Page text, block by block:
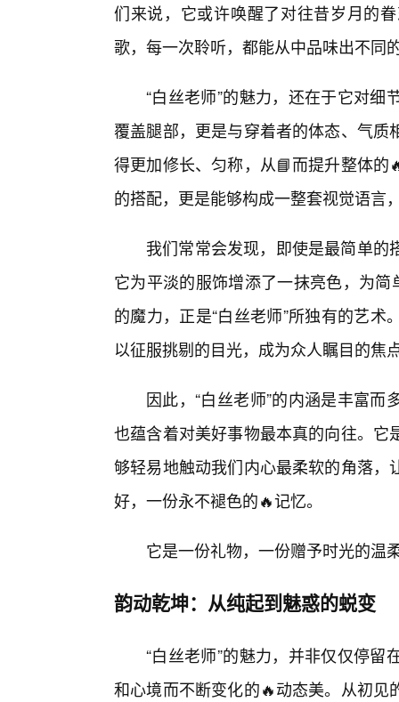
们来说，它或许唤醒了对往昔岁月的
歌，每一次聆听，都能从中品味出不同
“白丝老师”的魅力，还在于它对
覆盖腿部，更是与穿着者的体态、气
得更加修长、匀称，从📘而提升整体
的搭配，更是能够构成一整套视觉语言
我们常常会发现，即使是最简单
它为平淡的服饰增添了一抹亮色，为
的魔力，正是“白丝老师”所独有的艺
以征服挑剔的目光，成为众人瞩目的焦
因此，“白丝老师”的内涵是丰富
也蕴含着对美好事物最本真的向往。
够轻易地触动我们内心最柔软的角落
好，一份永不褪色的🔥记忆。
它是一份礼物，一份赠予时光的温
韵动乾坤：从纯起到魅惑的蜕变
“白丝老师”的魅力，并非仅仅停
和心境而不断变化的🔥动态美。从初